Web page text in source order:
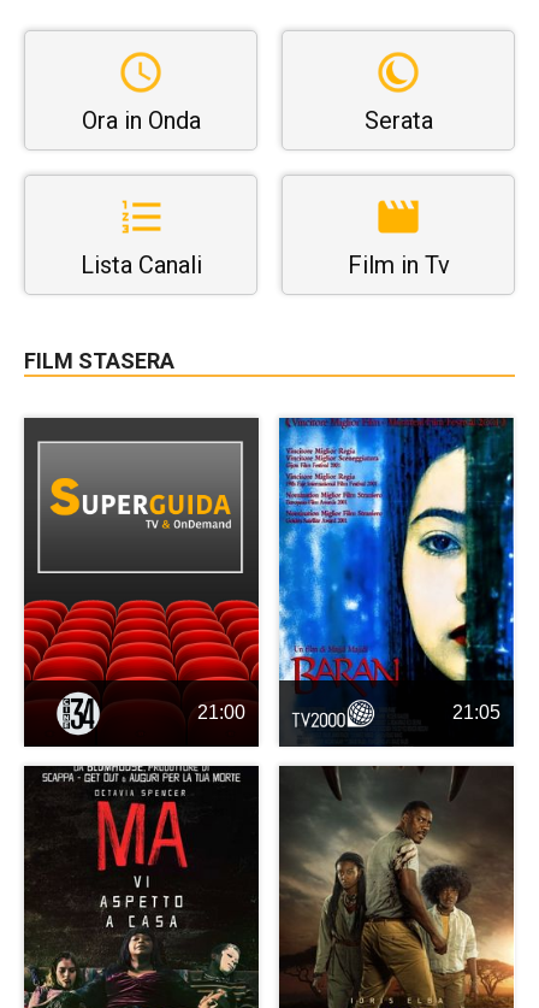
Ora in Onda Serata
Lista Canali Film in Tv
FILM STASERA
21:00 21:05